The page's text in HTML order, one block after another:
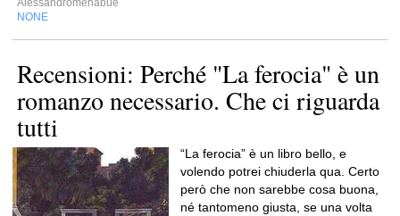
Alessandromenabue
NONE
Recensioni: Perché "La ferocia" è un
romanzo necessario. Che ci riguarda
tutti
“La ferocia” è un libro bello, e
volendo potrei chiuderla qua. Certo
però che non sarebbe cosa buona,
né tantomeno giusta, se una volta